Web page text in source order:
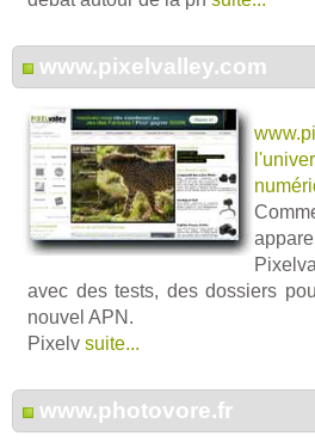
www.pixelvalley.com
avec des tests, des dossiers
nouvel APN.
Pixelv suite...
www.photovore.fr